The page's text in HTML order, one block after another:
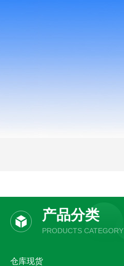
产品分类
PRODUCTS CATEGORY
仓库现货